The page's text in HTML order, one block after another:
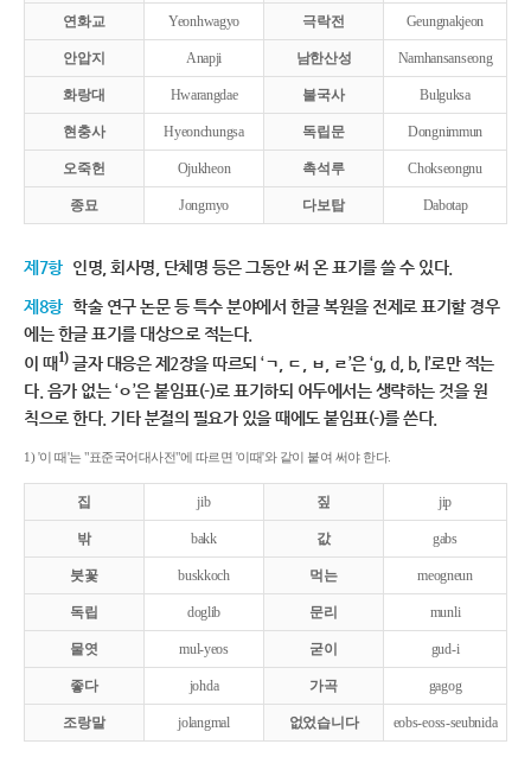
연화교 Yeonhwagyo 극락전 Geungnakjeon
안압지 Anapji 남한산성 Namhansanseong
화랑대 Hwarangdae 불국사 Bulguksa
현충사 Hyeonchungsa 독립문 Dongnimmun
오죽헌 Ojukheon 촉석루 Chokseongnu
종묘 Jongmyo 다보탑 Dabotap
제7항 인명, 회사명, 단체명 등은 그동안 써 온 표기를 쓸 수 있다.
제8항 학술 연구 논문 등 특수 분야에서 한글 복원을 전제로 표기할 경우
에는 한글 표기를 대상으로 적는다.
이 때1)글자 대응은 제2장을 따르되 ‘ㄱ, ㄷ, ㅂ, ㄹ’은 ‘g, d, b, l’로만 적는
다. 음가 없는 ‘ㅇ’은 붙임표(-)로 표기하되 어두에서는 생략하는 것을 원
칙으로 한다. 기타 분절의 필요가 있을 때에도 붙임표(-)를 쓴다.
1) '이 때'는 "표준국어대사전"에 따르면 '이때'와 같이 붙여 써야 한다.
집 jib 짚 jip
밖 bakk 값 gabs
붓꽃 buskkoch 먹는 meogneun
독립 doglib 문리 munli
물엿 mul-yeos 굳이 gud-i
좋다 johda 가곡 gagog
조랑말 jolangmal 없었습니다 eobs-eoss-seubnida